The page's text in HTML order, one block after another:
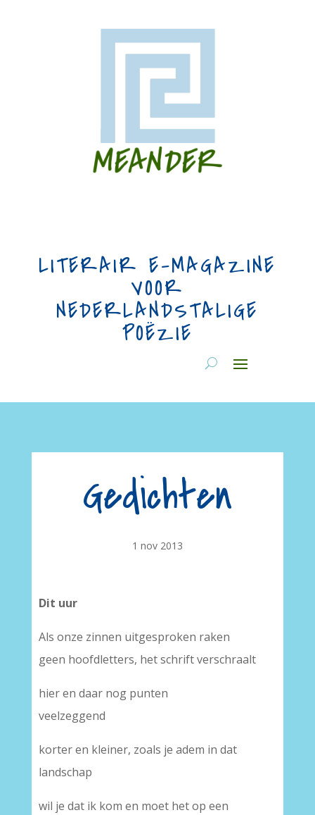
LITERAIR E-MAGAZINE
VOOR
NEDERLANDSTALIGE
POËZIE
Gedichten
1 nov 2013
Dit uur
Als onze zinnen uitgesproken raken
geen hoofdletters, het schrift verschraalt
hier en daar nog punten
veelzeggend
korter en kleiner, zoals je adem in dat
landschap
wil je dat ik kom en moet het op een